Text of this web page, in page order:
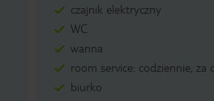
czajnik elektryczny
WC
wanna
room service: codziennie, za
biurko